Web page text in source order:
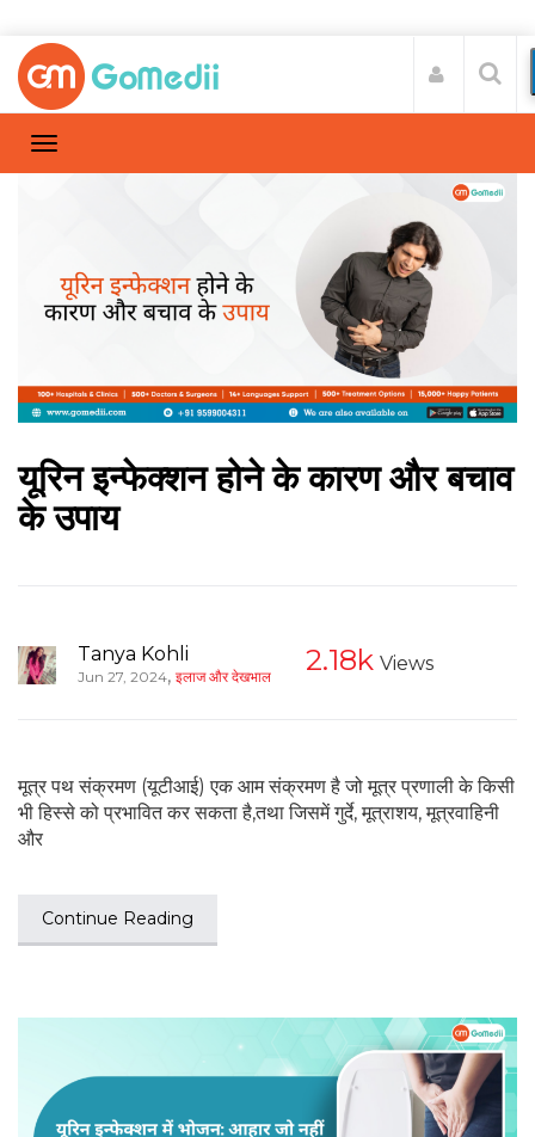
यूरिन इन्फेक्शन होने के कारण और बचाव
के उपाय
Tanya Kohli
Jun 27, 2024, इलाज और देखभाल 2.18k Views
मूत्र पथ संक्रमण (यूटीआई) एक आम संक्रमण है जो मूत्र प्रणाली के किसी
भी हिस्से को प्रभावित कर सकता है,तथा जिसमें गुर्दे, मूत्राशय, मूत्रवाहिनी
और
Continue Reading